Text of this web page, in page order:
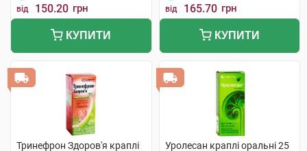
від 150.20 грн
КУПИТИ
від 165.70 грн
КУПИТИ
Тринефрон Здоров'я краплі Уролесан краплі оральні 25